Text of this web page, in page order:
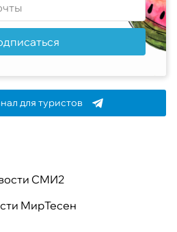
для туристов
СМИ2
МирТесен